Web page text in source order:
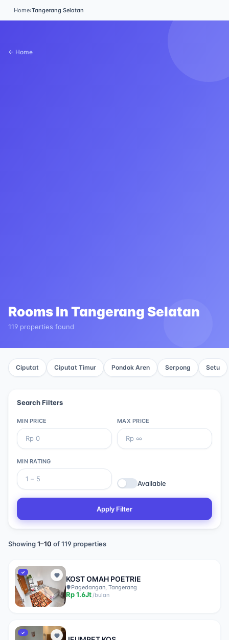
Home›Tangerang Selatan
← Home
Rooms InTangerang Selatan
119 properties found
Ciputat Ciputat Timur Pondok Aren Serpong Setu
Search Filters
MIN PRICE MAX PRICE
MIN RATING
Available
Apply Filter
Showing1–10 of119properties
✓
KOST OMAH POETRIE
Pagedangan, Tangerang
Rp1.6Jt/bulan
✓